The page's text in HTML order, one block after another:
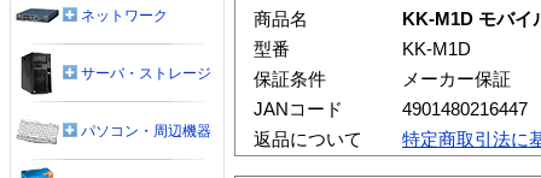
商品名
KK-M1D モバイ
型番
KK-M1D
保証条件
メーカー保証
JANコード
4901480216447
返品について
特定商取引法に
ネットワーク
サーバ・ストレージ
パソコン・周辺機器